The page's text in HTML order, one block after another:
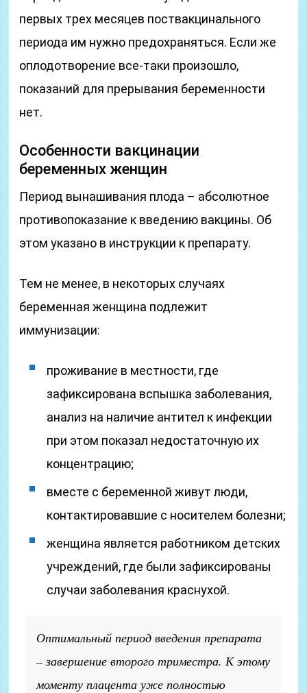
первых трех месяцев поствакцинального
периода им нужно предохраняться. Если же
оплодотворение все-таки произошло,
показаний для прерывания беременности
нет.
Особенности вакцинации
беременных женщин
Период вынашивания плода – абсолютное
противопоказание к введению вакцины. Об
этом указано в инструкции к препарату.
Тем не менее, в некоторых случаях
беременная женщина подлежит
иммунизации:
проживание в местности, где
зафиксирована вспышка заболевания,
анализ на наличие антител к инфекции
при этом показал недостаточную их
концентрацию;
вместе с беременной живут люди,
контактировавшие с носителем болезни;
женщина является работником детских
учреждений, где были зафиксированы
случаи заболевания краснухой.
Оптимальный период введения препарата
– завершение второго триместра. К этому
моменту плацента уже полностью